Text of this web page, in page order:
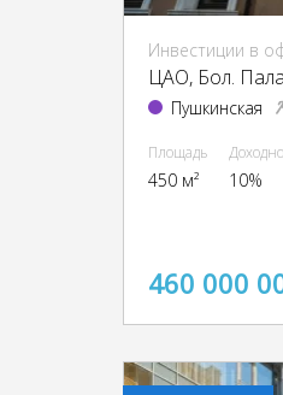
Инвестиции в
ЦАО, Бол.
Пушкинская
Площадь
450 м² 10%
460 000